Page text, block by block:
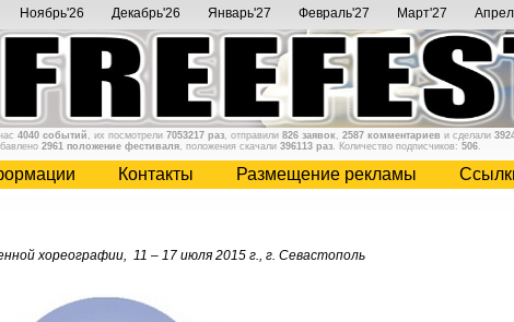
Ноябрь'26 Декабрь'26 Январь'27 Февраль'27 Март'27
4040 событий , их посмотрели 7053217 раз, отправили 826 заявок, 2587 комментариев и сделали
2961 положение фестиваля, положения скачали 396113 раз. Количество подписчиков: 506.
Контакты Размещение рекламы
хореографии, 11 – 17 июля 2015 г., г. Севастополь